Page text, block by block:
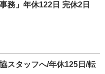
務」年休122日 完休2日
スタッフへ/年休125日/転